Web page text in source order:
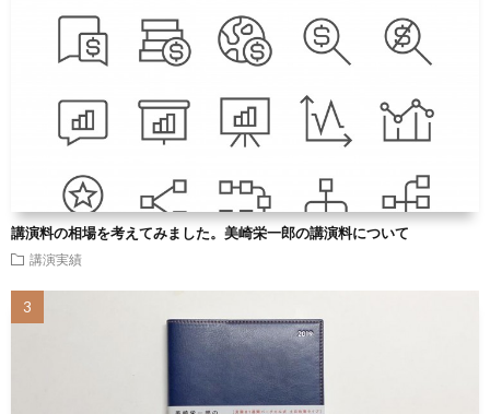
講演料の相場を考えてみました。美崎栄一郎の講演料について
講演実績